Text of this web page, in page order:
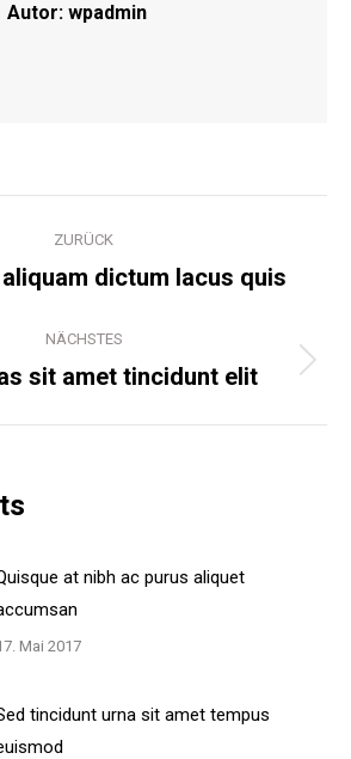
Autor: wpadmin
ZURÜCK
Vorheriger
dictum lacus quis
NÄCHSTES
Nächster
sit amet tincidunt elit
at nibh ac purus aliquet
Mai 2017
tincidunt urna sit amet tempus